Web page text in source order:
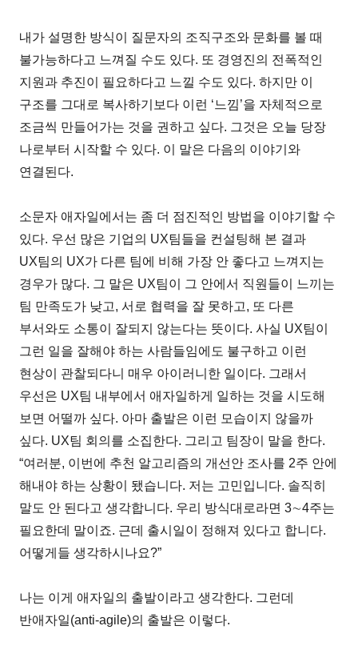
내가 설명한 방식이 질문자의 조직구조와 문화를 볼 때
불가능하다고 느껴질 수도 있다. 또 경영진의 전폭적인
지원과 추진이 필요하다고 느낄 수도 있다. 하지만 이
구조를 그대로 복사하기보다 이런 ‘느낌’을 자체적으로
조금씩 만들어가는 것을 권하고 싶다. 그것은 오늘 당장
나로부터 시작할 수 있다. 이 말은 다음의 이야기와
연결된다.
소문자 애자일에서는 좀 더 점진적인 방법을 이야기할 수
있다. 우선 많은 기업의 UX팀들을 컨설팅해 본 결과
UX팀의 UX가 다른 팀에 비해 가장 안 좋다고 느껴지는
경우가 많다. 그 말은 UX팀이 그 안에서 직원들이 느끼는
팀 만족도가 낮고, 서로 협력을 잘 못하고, 또 다른
부서와도 소통이 잘되지 않는다는 뜻이다. 사실 UX팀이
그런 일을 잘해야 하는 사람들임에도 불구하고 이런
현상이 관찰되다니 매우 아이러니한 일이다. 그래서
우선은 UX팀 내부에서 애자일하게 일하는 것을 시도해
보면 어떨까 싶다. 아마 출발은 이런 모습이지 않을까
싶다. UX팀 회의를 소집한다. 그리고 팀장이 말을 한다.
“여러분, 이번에 추천 알고리즘의 개선안 조사를 2주 안에
해내야 하는 상황이 됐습니다. 저는 고민입니다. 솔직히
말도 안 된다고 생각합니다. 우리 방식대로라면 3∼4주는
필요한데 말이죠. 근데 출시일이 정해져 있다고 합니다.
어떻게들 생각하시나요?”
나는 이게 애자일의 출발이라고 생각한다. 그런데
반애자일(anti-agile)의 출발은 이렇다.